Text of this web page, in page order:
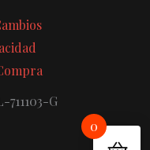
711103-G
0